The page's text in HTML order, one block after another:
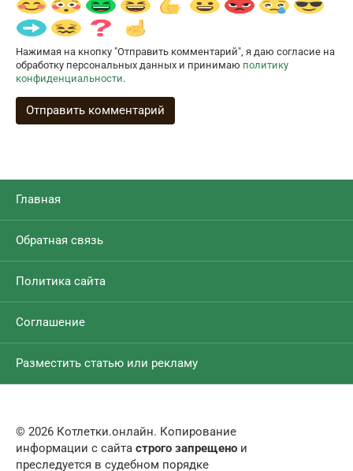
Нажимая на кнопку "Отправить комментарий", я даю согласие на
обработку персональных данных и принимаю политику
конфиденциальности.
Главная
Обратная связь
Политика сайта
Соглашение
Разместить статью или рекламу
© 2026 Котлетки.онлайн. Копирование
информации с сайта строго запрещено и
преследуется в судебном порядке